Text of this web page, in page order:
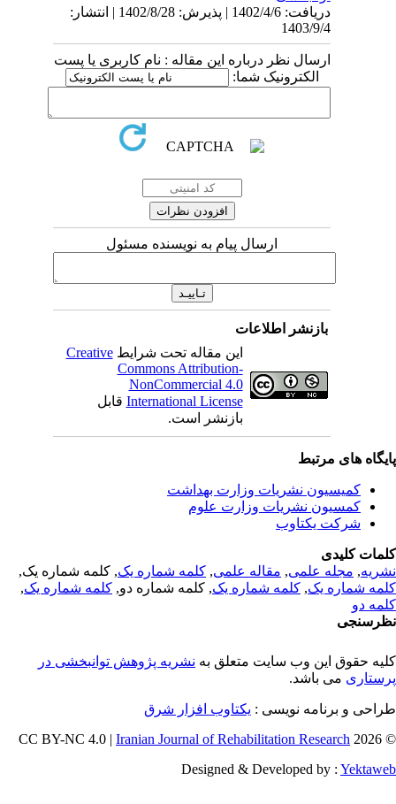
دریافت: 1402/4/6 | پذیرش: 1402/8/28 | انتشار:
1403/9/4
ارسال نظر درباره این مقاله : نام کاربری یا پست
الکترونیک شما:
ارسال پیام به نویسنده مسئول
بازنشر اطلاعات
این مقاله تحت شرایطCreative
Commons Attribution-
NonCommercial 4.0
International Licenseقابل
بازنشر است.
های مرتبط
کمیسیون نشریات وزارت بهداشت
کمسیون نشریات وزارت علوم
شرکت یکتاوب
کلیدی
,مجله علمی, مقاله علمی, کلمه شماره یک, کلمه شماره یک,
شماره یک,کلمه شماره یک, کلمه شماره دو,کلمه شماره یک,
دو
حقوق این وب سایت متعلق بهنشریه پژوهش توانبخشی در
می باشد.
و برنامه نویسی : یکتاوب افزار شرق
©
Iranian Journal of Rehabilitation Research
Designed & Developed by :